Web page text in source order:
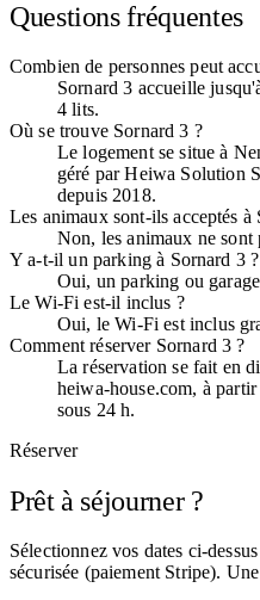
Questions fréquentes
Combien de personnes peut
Sornard 3 accueille
4 lits.
Où se trouve Sornard 3 ?
Le logement se situe à
géré par Heiwa Solution
depuis 2018.
Les animaux sont-ils acceptés à
Non, les animaux ne sont
Y a-t-il un parking à Sornard 3 ?
Oui, un parking ou
Le Wi-Fi est-il inclus ?
Oui, le Wi-Fi est inclus
Comment réserver Sornard 3 ?
La réservation se fait en
heiwa-house.com, à
sous 24 h.
Réserver
Prêt à séjourner ?
Sélectionnez vos dates ci-
sécurisée (paiement Stripe).